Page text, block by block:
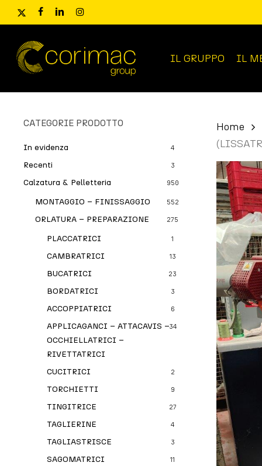
Skip
content
x-
facebooklinkedininstagram
Ricerca
prodotti
IL GRUPPO IL
CATEGORIE PRODOTTO
In evidenza 4
Recenti 3
Calzatura & Pelletteria 950
MONTAGGIO – FINISSAGGIO 552
ORLATURA – PREPARAZIONE 275
PLACCATRICI 1
CAMBRATRICI 13
BUCATRICI 23
BORDATRICI 3
ACCOPPIATRICI 6
APPLICAGANCI – ATTACAVIS –
OCCHIELLATRICI –
RIVETTATRICI
34
CUCITRICI 2
TORCHIETTI 9
TINGITRICE 27
TAGLIERINE 4
TAGLIASTRISCE 3
SAGOMATRICI 11
Home